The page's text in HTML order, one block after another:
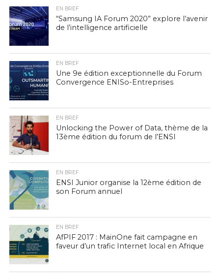
EN BREF
“Samsung IA Forum 2020” explore l’avenir
de l’intelligence artificielle
EN BREF
Une 9e édition exceptionnelle du Forum
Convergence ENISo-Entreprises
EN BREF
Unlocking the Power of Data, thème de la
13ème édition du forum de l’ENSI
EN BREF
ENSI Junior organise la 12ème édition de
son Forum annuel
EN BREF
AfPIF 2017 : MainOne fait campagne en
faveur d’un trafic Internet local en Afrique